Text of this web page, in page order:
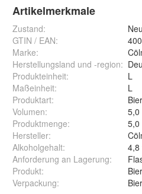
Artikelmerkmale
Zustand:
Neu
GTIN / EAN:
Marke:
Herstellungsland und -region:
Produkteinheit:
L
Maßeinheit:
L
Produktart:
Bier
Volumen:
5,0
Produktmenge:
5,0
Hersteller:
Alkoholgehalt:
4,8
Anforderung an Lagerung:
Produkt:
Bier
Verpackung: